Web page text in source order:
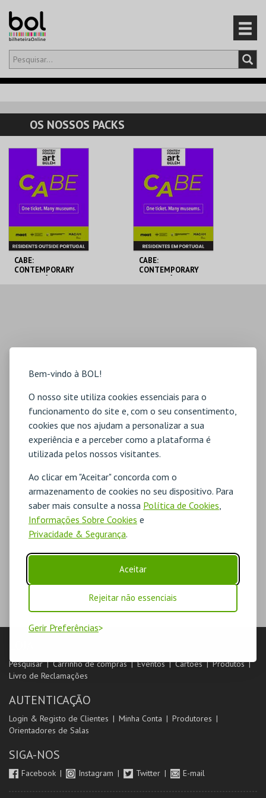
Bem-vindo à BOL!
O nosso site utiliza cookies essenciais para o
funcionamento do site e, com o seu consentimento,
cookies que nos ajudam a personalizar a sua
experiência e a perceber como a plataforma é
utilizada pelos nossos visitantes.
Ao clicar em "Aceitar" concorda com o
armazenamento de cookies no seu dispositivo. Para
saber mais consulte a nossa Política de Cookies,
Informações Sobre Cookies e
Privacidade & Segurança.
Aceitar
Rejeitar não essenciais
Gerir Preferências
Olá,iniciar sessão
CARRINHO
EVENTOS
CARTÕES
PRODUTOS
OS NOSSOS PACKS
CABE:
CONTEMPORARY
CABE:
CONTEMPORARY
Pesquisar Carrinho de compras Eventos Cartões
Produtos
Livro de Reclamações
AUTENTICAÇÃO
Login & Registo de Clientes Minha Conta
Produtores
Orientadores de Salas
SIGA-NOS
Facebook Instagram Twitter E-mail